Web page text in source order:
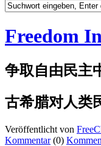
Freedom
争取自由民主
古希腊对人类
Veröffentlicht von
Kommentar(0)